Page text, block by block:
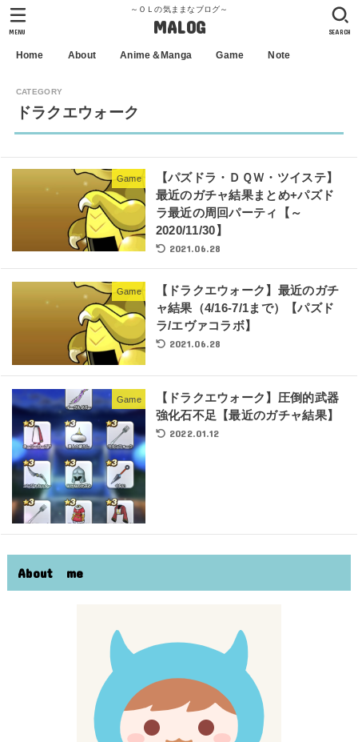
～ＯＬの気ままなブログ～
MALOG
Home About Anime＆Manga Game Note
SEARCH
MENU
ドラクエウォーク
Game
【パズドラ・ＤＱＷ・ツイステ】
最近のガチャ結果まとめ+パズド
ラ最近の周回パーティ【～
2020/11/30】
2021.06.28
Game
【ドラクエウォーク】最近のガチ
ャ結果（4/16-7/1まで）【パズド
ラ/エヴァコラボ】
2021.06.28
Game
【ドラクエウォーク】圧倒的武器
強化石不足【最近のガチャ結果】
2022.01.12
About me